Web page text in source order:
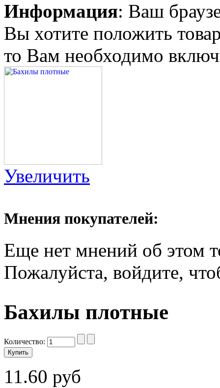
Информация: Ваш
Вы хотите положить
то Вам необходимо
Увеличить
Мнения покупателей:
Еще нет мнений об этом
Пожалуйста, войдите,
Бахилы плотные
Количество:
11.60 руб